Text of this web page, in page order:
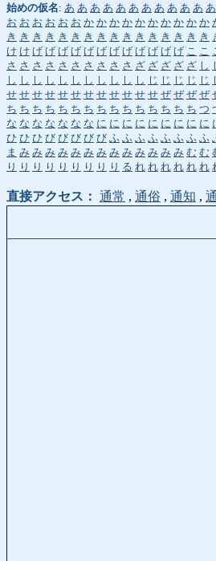
始めの仮名: あ あ あ あ あ あ あ あ あ あ あ あ
お お お お お お か か か か か か か か か か
き き き き き き き き き き き き き き き き
け け げ げ げ げ げ げ げ げ げ げ げ げ こ こ
さ さ さ さ さ さ さ さ さ さ ざ ざ ざ ざ ざ し
し し し し し し し し し し し じ じ じ じ じ
せ せ せ せ せ せ せ せ せ せ せ せ ぜ ぜ ぜ ぜ
ち ち ち ち ち ち ち ち ち ち ち ち ち ち ち つ
な な な な な な な に に に に に に に に に
ひ ひ ひ び び び び び ふ ふ ふ ふ ふ ふ ふ ふ
ま み み み み み み み み み み み み み む む
り り り り り り り り り る れ れ れ れ れ れ
直接アクセス： 通常 , 通俗 , 通知 ,